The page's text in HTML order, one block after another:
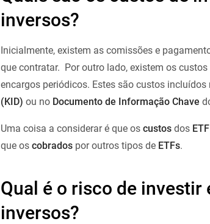
inversos?
Inicialmente, existem as comissões e
que contratar. Por outro lado, existem os
encargos periódicos. Estes são custos
(KID) ou no Documento de Informação Chave
Uma coisa a considerar é que os custos dos ETF
que os cobrados por outros tipos de ETFs.
Qual é o risco de investir
inversos?